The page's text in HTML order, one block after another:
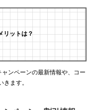
リットは？
ンペーンの最新情報や、コー
ます。